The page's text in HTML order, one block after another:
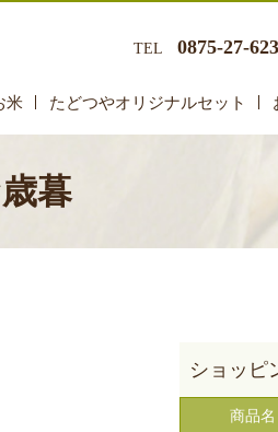
TEL 0875-27-
米 たどつやオリジナルセット
暮
商品名